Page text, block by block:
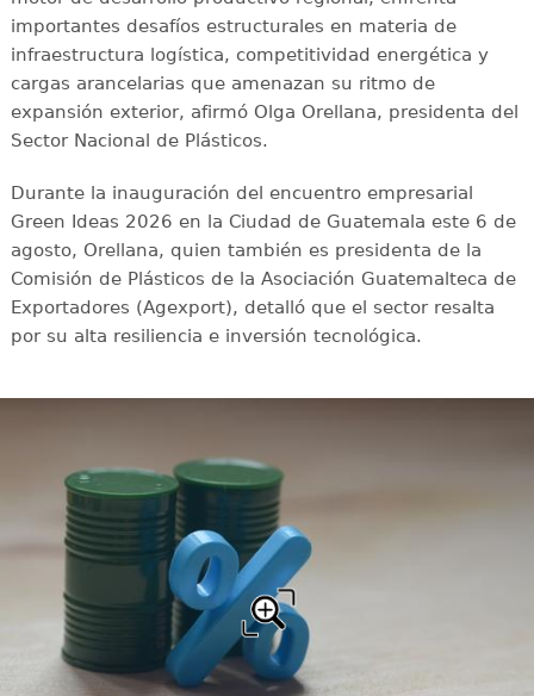
importantes desafíos estructurales en materia de
infraestructura logística, competitividad energética y
cargas arancelarias que amenazan su ritmo de
expansión exterior, afirmó Olga Orellana, presidenta del
Sector Nacional de Plásticos.
Durante la inauguración del encuentro empresarial
Green Ideas 2026 en la Ciudad de Guatemala este 6 de
agosto, Orellana, quien también es presidenta de la
Comisión de Plásticos de la Asociación Guatemalteca de
Exportadores (Agexport), detalló que el sector resalta
por su alta resiliencia e inversión tecnológica.